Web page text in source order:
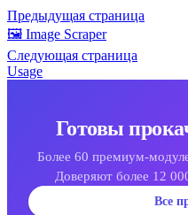
Предыдущая страница
🖼️ Image Scraper
Следующая страница
Usage
Готовы
Более 60 премиум-
Доверяют более 12
Все